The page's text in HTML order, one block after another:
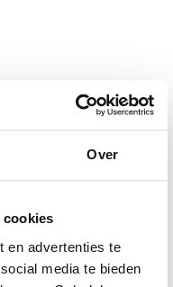
Over
cookies
en advertenties te
media te bieden
kennis scherp